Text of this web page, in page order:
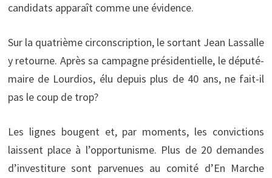
candidats apparaît comme une évidence.
Sur la quatrième circonscription, le sortant Jean Lassalle
y retourne. Après sa campagne présidentielle, le député-
maire de Lourdios, élu depuis plus de 40 ans, ne fait-il
pas le coup de trop?
Les lignes bougent et, par moments, les convictions
laissent place à l’opportunisme. Plus de 20 demandes
d’investiture sont parvenues au comité d’En Marche